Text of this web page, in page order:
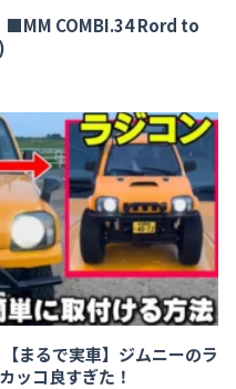
■MM COMBI.34 Rord to
るで実車】ジムニーのラ
ッコ良すぎた！